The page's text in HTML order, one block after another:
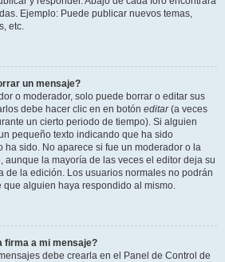
Ejemplo: Puede publicar nuevos temas,
etc.
un mensaje?
o moderador, solo puede borrar o editar sus
debe hacer clic en en botón editar(a veces
un cierto periodo de tiempo). Si alguien
pequeño texto indicando que ha sido
ha sido. No aparece si fue un moderador o la
aunque la mayoría de las veces el editor deja su
de la edición. Los usuarios normales no podrán
que alguien haya respondido al mismo.
firma a mi mensaje?
debe crearla en el Panel de Control de